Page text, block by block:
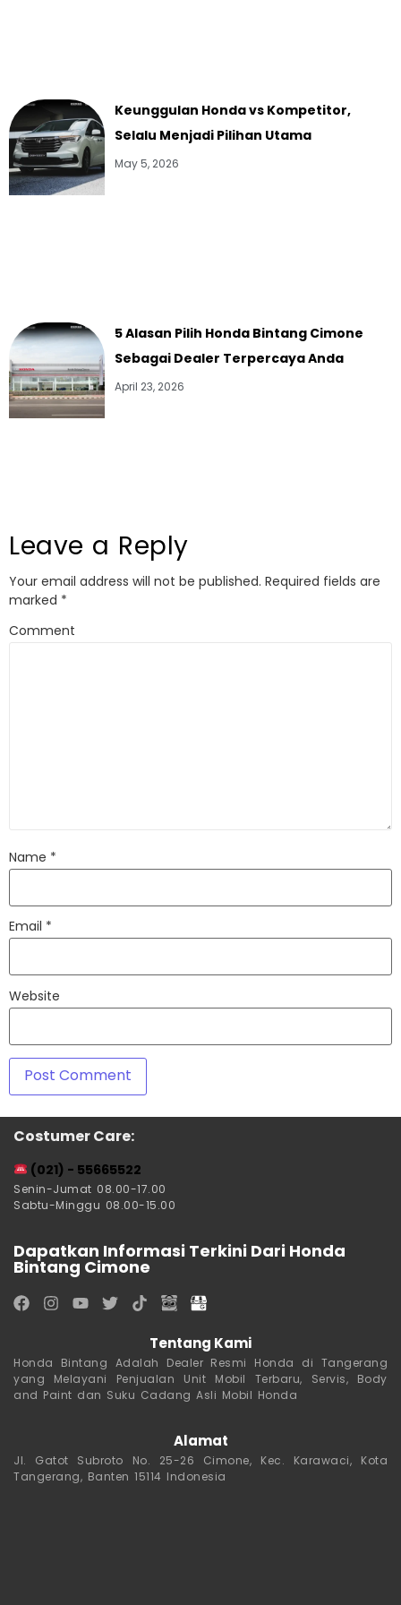
Keunggulan Honda vs Kompetitor,
Selalu Menjadi Pilihan Utama
May 5, 2026
5 Alasan Pilih Honda Bintang Cimone
Sebagai Dealer Terpercaya Anda
April 23, 2026
Leave a Reply
Your email address will not be published. Required fields are
marked *
Comment
Name *
Email *
Website
Costumer Care:
(021) - 55665522
Senin-Jumat 08.00-17.00
Sabtu-Minggu 08.00-15.00
Dapatkan Informasi Terkini Dari Honda
Bintang Cimone
Tentang Kami
Honda Bintang Adalah Dealer Resmi Honda di Tangerang
yang Melayani Penjualan Unit Mobil Terbaru, Servis, Body
and Paint dan Suku Cadang Asli Mobil Honda
Alamat
Jl. Gatot Subroto No. 25-26 Cimone, Kec. Karawaci, Kota
Tangerang, Banten 15114 Indonesia